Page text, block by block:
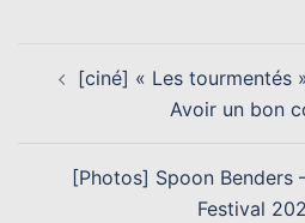
D’ARTICLE
[ciné] « Les tourmentés
Avoir un bon
[Photos] Spoon Benders
Festival